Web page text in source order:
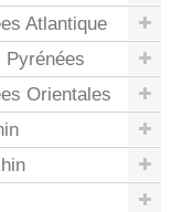
Atlantique
Pyrénées
Orientales